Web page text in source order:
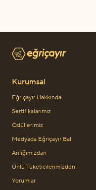
Kurumsal
Eğriçayır Hakkında
Sertifikalarımız
Ödüllerimiz
Medyada Eğriçayır Bal
Arılığımızdan
Ünlü Tüketicilerimizden
Yorumlar